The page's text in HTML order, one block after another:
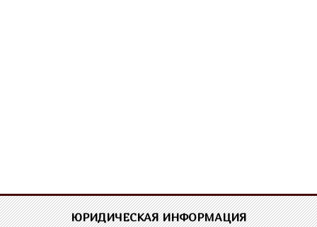
ЮРИДИЧЕСКАЯ ИНФОРМАЦИЯ